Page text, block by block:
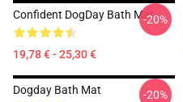
Confident DogDay Bath Mat
19,78 € - 25,30 €
-20%
Dogday Bath Mat -20%